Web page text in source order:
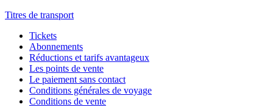
Titres de transport
Tickets
Abonnements
Réductions et tarifs avantageux
Les points de vente
Le paiement sans contact
Conditions générales de voyage
Conditions de vente